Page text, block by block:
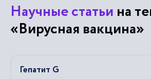
Научные статьи на
«Вирусная вакцина»
Гепатит G